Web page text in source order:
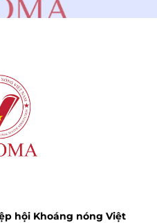
hội Khoáng nóng Việt